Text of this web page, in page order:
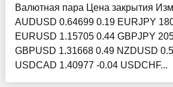
Валютная пара Цена закрытия
AUDUSD 0.64699 0.19 EURJPY
EURUSD 1.15705 0.44 GBPJPY
GBPUSD 1.31668 0.49 NZDUSD
USDCAD 1.40977 -0.04 USDCHF...